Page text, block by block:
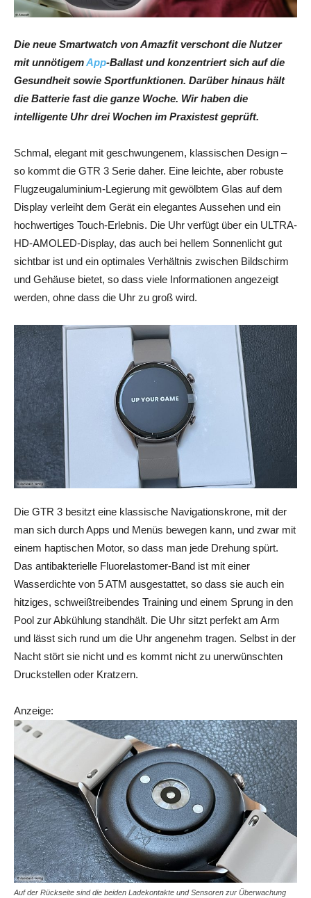
Die neue Smartwatch von Amazfit verschont die Nutzer
mit unnötigemApp-Ballast und konzentriert sich auf die
Gesundheit sowie Sportfunktionen. Darüber hinaus hält
die Batterie fast die ganze Woche. Wir haben die
intelligente Uhr drei Wochen im Praxistest geprüft.
Schmal, elegant mit geschwungenem, klassischen Design –
so kommt die GTR 3 Serie daher. Eine leichte, aber robuste
Flugzeugaluminium-Legierung mit gewölbtem Glas auf dem
Display verleiht dem Gerät ein elegantes Aussehen und ein
hochwertiges Touch-Erlebnis. Die Uhr verfügt über ein ULTRA-
HD-AMOLED-Display, das auch bei hellem Sonnenlicht gut
sichtbar ist und ein optimales Verhältnis zwischen Bildschirm
und Gehäuse bietet, so dass viele Informationen angezeigt
werden, ohne dass die Uhr zu groß wird.
Die GTR 3 besitzt eine klassische Navigationskrone, mit der
man sich durch Apps und Menüs bewegen kann, und zwar mit
einem haptischen Motor, so dass man jede Drehung spürt.
Das antibakterielle Fluorelastomer-Band ist mit einer
Wasserdichte von 5 ATM ausgestattet, so dass sie auch ein
hitziges, schweißtreibendes Training und einem Sprung in den
Pool zur Abkühlung standhält. Die Uhr sitzt perfekt am Arm
und lässt sich rund um die Uhr angenehm tragen. Selbst in der
Nacht stört sie nicht und es kommt nicht zu unerwünschten
Druckstellen oder Kratzern.
Anzeige:
Auf der Rückseite sind die beiden Ladekontakte und Sensoren zur Überwachung